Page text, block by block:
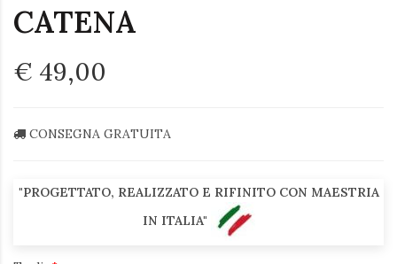
CATENA
€ 49,00
CONSEGNA GRATUITA
"PROGETTATO, REALIZZATO E RIFINITO CON MAESTRIA
IN ITALIA"